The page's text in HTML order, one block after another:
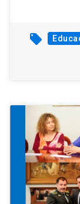
local_offer